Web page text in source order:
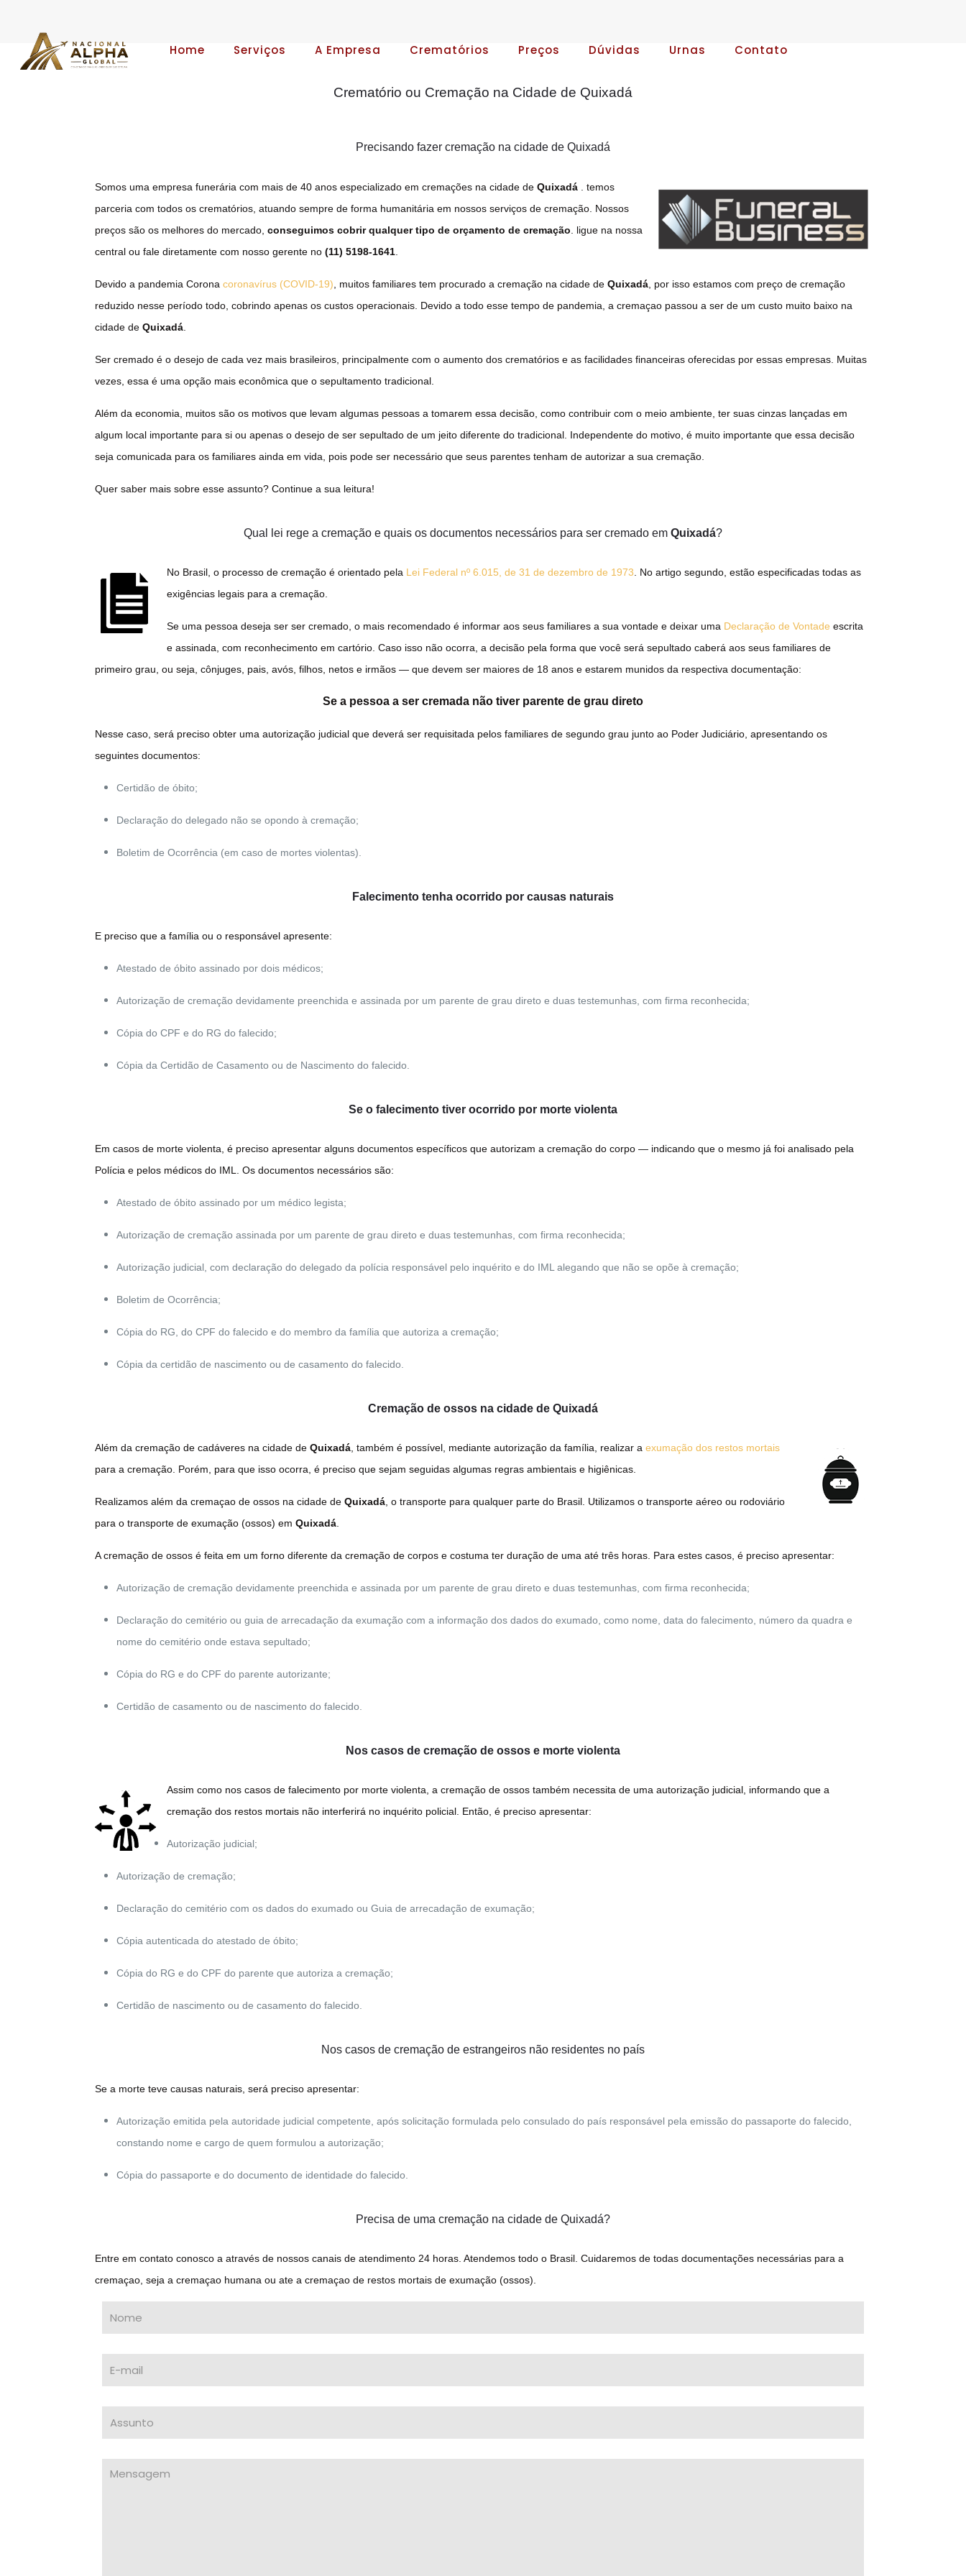
Home Serviços A Empresa Crematórios Preços Dúvidas Urnas Contato
Crematório ou Cremação na Cidade de Quixadá
Precisando fazer cremação na cidade de Quixadá
Somos uma empresa funerária com mais de 40 anos especializado em cremações na cidade deQuixadá . temos
parceria com todos os crematórios, atuando sempre de forma humanitária em nossos serviços de cremação. Nossos
preços são os melhores do mercado,conseguimos cobrir qualquer tipo de orçamento de cremação . ligue na nossa
central ou fale diretamente com nosso gerente no(11) 5198-1641
Devido a pandemia Coronacoronavírus (COVID-19) , muitos familiares tem procurado a cremação na cidade deQuixadá , por isso estamos com preço de cremação
reduzido nesse período todo, cobrindo apenas os custos operacionais. Devido a todo esse tempo de pandemia, a cremaçao passou a ser de um custo muito baixo na
cidade deQuixadá
Ser cremado é o desejo de cada vez mais brasileiros, principalmente com o aumento dos crematórios e as facilidades financeiras oferecidas por essas empresas. Muitas
vezes, essa é uma opção mais econômica que o sepultamento tradicional.
Além da economia, muitos são os motivos que levam algumas pessoas a tomarem essa decisão, como contribuir com o meio ambiente, ter suas cinzas lançadas em
algum local importante para si ou apenas o desejo de ser sepultado de um jeito diferente do tradicional. Independente do motivo, é muito importante que essa decisão
seja comunicada para os familiares ainda em vida, pois pode ser necessário que seus parentes tenham de autorizar a sua cremação.
Quer saber mais sobre esse assunto? Continue a sua leitura!
Qual lei rege a cremação e quais os documentos necessários para ser cremado em Quixadá?
No Brasil, o processo de cremação é orientado pela Lei Federal nº 6.015, de 31 de dezembro de 1973 . No artigo segundo, estão especificadas todas as
exigências legais para a cremação.
Se uma pessoa deseja ser ser cremado, o mais recomendado é informar aos seus familiares a sua vontade e deixar uma Declaração de Vontade escrita
e assinada, com reconhecimento em cartório. Caso isso não ocorra, a decisão pela forma que você será sepultado caberá aos seus familiares de
primeiro grau, ou seja, cônjuges, pais, avós, filhos, netos e irmãos — que devem ser maiores de 18 anos e estarem munidos da respectiva documentação:
Se a pessoa a ser cremada não tiver parente de grau direto
Nesse caso, será preciso obter uma autorização judicial que deverá ser requisitada pelos familiares de segundo grau junto ao Poder Judiciário, apresentando os
seguintes documentos:
Certidão de óbito;
Declaração do delegado não se opondo à cremação;
Boletim de Ocorrência (em caso de mortes violentas).
Falecimento tenha ocorrido por causas naturais
E preciso que a família ou o responsável apresente:
Atestado de óbito assinado por dois médicos;
Autorização de cremação devidamente preenchida e assinada por um parente de grau direto e duas testemunhas, com firma reconhecida;
Cópia do CPF e do RG do falecido;
Cópia da Certidão de Casamento ou de Nascimento do falecido.
Se o falecimento tiver ocorrido por morte violenta
Em casos de morte violenta, é preciso apresentar alguns documentos específicos que autorizam a cremação do corpo — indicando que o mesmo já foi analisado pela
Polícia e pelos médicos do IML. Os documentos necessários são:
Atestado de óbito assinado por um médico legista;
Autorização de cremação assinada por um parente de grau direto e duas testemunhas, com firma reconhecida;
Autorização judicial, com declaração do delegado da polícia responsável pelo inquérito e do IML alegando que não se opõe à cremação;
Boletim de Ocorrência;
Cópia do RG, do CPF do falecido e do membro da família que autoriza a cremação;
Cópia da certidão de nascimento ou de casamento do falecido.
Cremação de ossos na cidade de Quixadá
Além da cremação de cadáveres na cidade deQuixadá , também é possível, mediante autorização da família, realizar aexumação dos restos mortais
para a cremação. Porém, para que isso ocorra, é preciso que sejam seguidas algumas regras ambientais e higiênicas.
Realizamos além da cremaçao de ossos na cidade deQuixadá , o transporte para qualquer parte do Brasil. Utilizamos o transporte aéreo ou rodoviário
para o transporte de exumação (ossos) emQuixadá
A cremação de ossos é feita em um forno diferente da cremação de corpos e costuma ter duração de uma até três horas. Para estes casos, é preciso apresentar:
Autorização de cremação devidamente preenchida e assinada por um parente de grau direto e duas testemunhas, com firma reconhecida;
Declaração do cemitério ou guia de arrecadação da exumação com a informação dos dados do exumado, como nome, data do falecimento, número da quadra e
nome do cemitério onde estava sepultado;
Cópia do RG e do CPF do parente autorizante;
Certidão de casamento ou de nascimento do falecido.
Nos casos de cremação de ossos e morte violenta
Assim como nos casos de falecimento por morte violenta, a cremação de ossos também necessita de uma autorização judicial, informando que a
cremação dos restos mortais não interferirá no inquérito policial. Então, é preciso apresentar:
Autorização judicial;
Autorização de cremação;
Declaração do cemitério com os dados do exumado ou Guia de arrecadação de exumação;
Cópia autenticada do atestado de óbito;
Cópia do RG e do CPF do parente que autoriza a cremação;
Certidão de nascimento ou de casamento do falecido.
Nos casos de cremação de estrangeiros não residentes no país
Se a morte teve causas naturais, será preciso apresentar:
Autorização emitida pela autoridade judicial competente, após solicitação formulada pelo consulado do país responsável pela emissão do passaporte do falecido,
constando nome e cargo de quem formulou a autorização;
Cópia do passaporte e do documento de identidade do falecido.
Precisa de uma cremação na cidade de Quixadá?
Entre em contato conosco a através de nossos canais de atendimento 24 horas. Atendemos todo o Brasil. Cuidaremos de todas documentações necessárias para a
cremaçao, seja a cremaçao humana ou ate a cremaçao de restos mortais de exumação (ossos).